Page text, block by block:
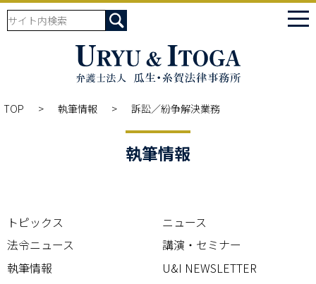
TOP 執筆情報 訴訟／紛争解決業務
執筆情報
トピックス
ニュース
法令ニュース
講演・セミナー
執筆情報
U&I NEWSLETTER